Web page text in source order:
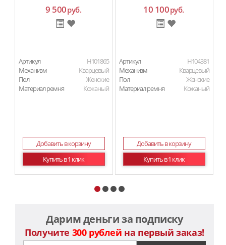
9 500руб.
Артикул
H101865
Механизм
Кварцевый
Пол
Женские
Материал ремня
Кожаный
Добавить в корзину
Купить в 1 клик
10 100руб.
Артикул
H104381
Механизм
Кварцевый
Пол
Женские
Материал ремня
Кожаный
Добавить в корзину
Купить в 1 клик
Дарим деньги за подписку
Получите 300 рублей на первый заказ!